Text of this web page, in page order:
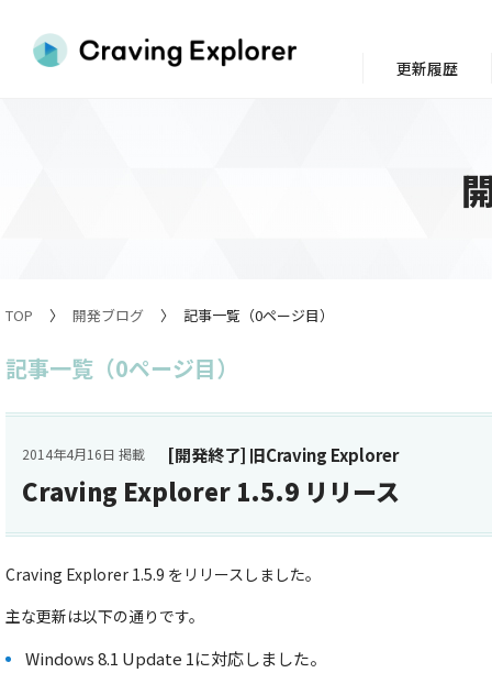
TOP 開発ブログ 記事一覧（0ページ目）
記事一覧（0ページ目）
[開発終了] 旧Craving Explorer
2014年4月16日 掲載
Craving Explorer 1.5.9 リリース
Craving Explorer 1.5.9 をリリースしました。
主な更新は以下の通りです。
Windows 8.1 Update 1に対応しました。
更新履歴